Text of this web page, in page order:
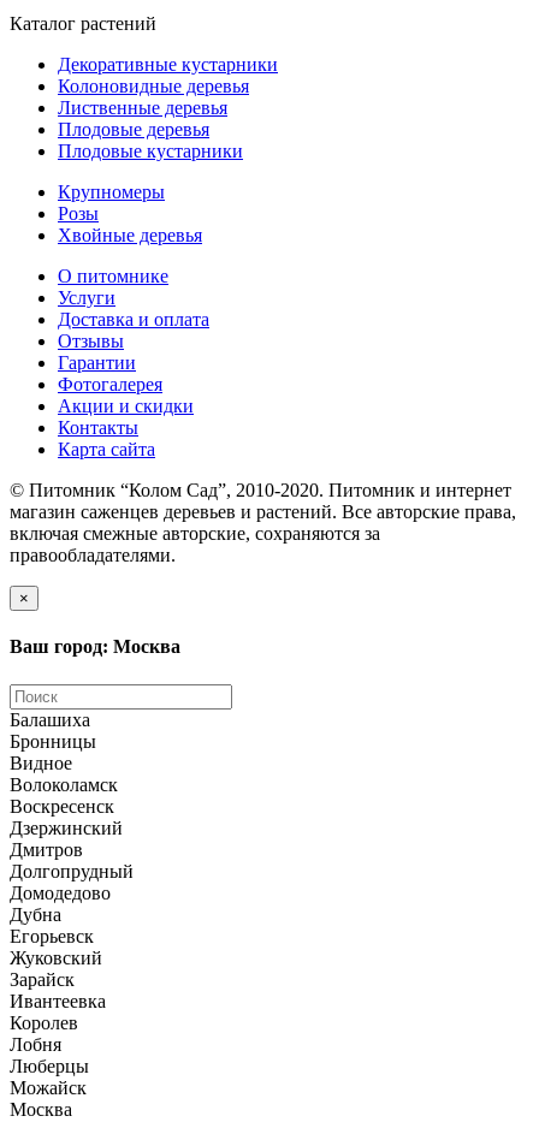
Каталог растений
Декоративные кустарники
Колоновидные деревья
Лиственные деревья
Плодовые деревья
Плодовые кустарники
Крупномеры
Розы
Хвойные деревья
О питомнике
Услуги
Доставка и оплата
Отзывы
Гарантии
Фотогалерея
Акции и скидки
Контакты
Карта сайта
© Питомник “Колом Сад”, 2010-2020. Питомник и интернет
магазин саженцев деревьев и растений. Все авторские права,
включая смежные авторские, сохраняются за
правообладателями.
×
Ваш город: Москва
Балашиха
Бронницы
Видное
Волоколамск
Воскресенск
Дзержинский
Дмитров
Долгопрудный
Домодедово
Дубна
Егорьевск
Жуковский
Зарайск
Ивантеевка
Королев
Лобня
Люберцы
Можайск
Москва